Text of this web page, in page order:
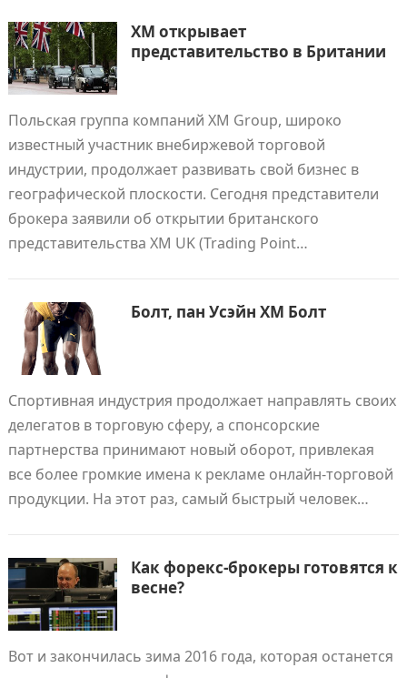
XM открывает
представительство в Британии
Польская группа компаний XM Group, широко
известный участник внебиржевой торговой
индустрии, продолжает развивать свой бизнес в
географической плоскости. Сегодня представители
брокера заявили об открытии британского
представительства XM UK (Trading Point…
Болт, пан Усэйн ХМ Болт
Спортивная индустрия продолжает направлять своих
делегатов в торговую сферу, а спонсорские
партнерства принимают новый оборот, привлекая
все более громкие имена к рекламе онлайн-торговой
продукции. На этот раз, самый быстрый человек…
Как форекс-брокеры готовятся к
весне?
Вот и закончилась зима 2016 года, которая останется